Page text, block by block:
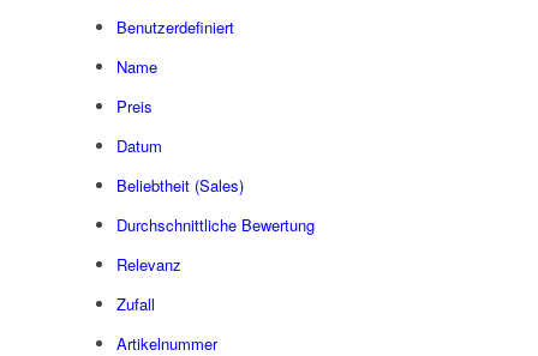
Benutzerdefiniert
Name
Preis
Datum
Beliebtheit (Sales)
Durchschnittliche Bewertung
Relevanz
Zufall
Artikelnummer